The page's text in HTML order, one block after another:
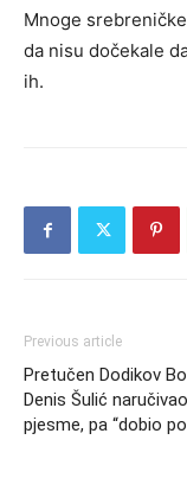
Mnoge
da nisu dočekale
ih.
Previous article
Pretučen Dodikov
Denis Šulić
pjesme, pa “dobio